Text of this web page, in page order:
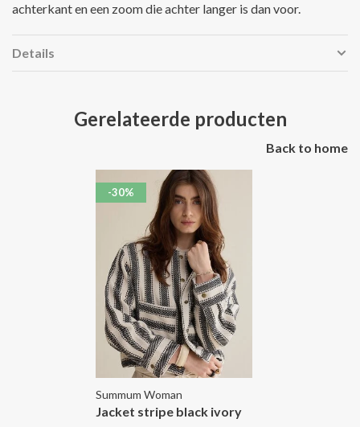
achterkant en een zoom die achter langer is dan voor.
Details
Gerelateerde producten
Back to home
-30%
Summum Woman
Jacket stripe black ivory